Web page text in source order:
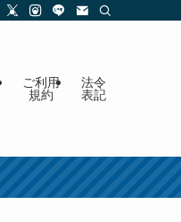
ご利用
規約
法令
表記